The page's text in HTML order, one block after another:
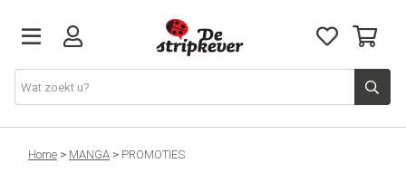
STRIPKEVER
Home > MANGA > PROMOTIES